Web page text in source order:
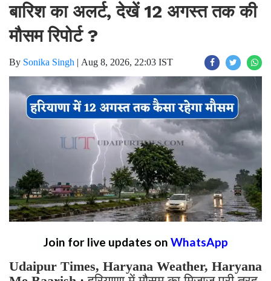
बारिश का अलर्ट, देखें 12 अगस्त तक की
मौसम रिपोर्ट ?
By Sonika Singh | Aug 8, 2026, 22:03 IST
Join for live updates on WhatsApp
Udaipur Times, Haryana Weather, Haryana